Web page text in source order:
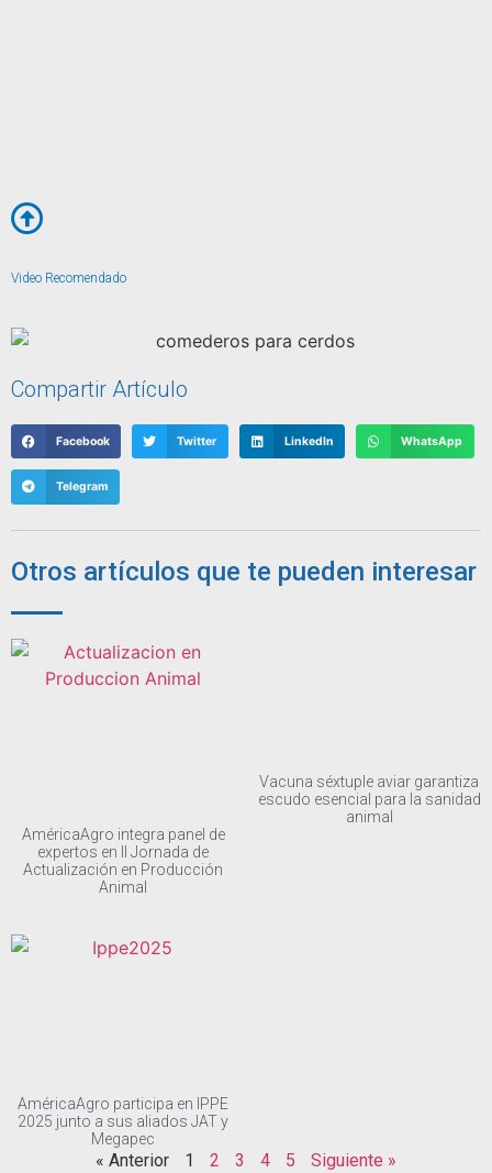
Video Recomendado
Compartir Artículo
Facebook Twitter LinkedIn WhatsApp
Telegram
Otros artículos que te pueden interesar
AméricaAgro integra panel de
expertos en II Jornada de
Actualización en Producción
Animal
Vacuna séxtuple aviar garantiza
escudo esencial para la sanidad
animal
AméricaAgro participa en IPPE
2025 junto a sus aliados JAT y
Megapec
« Anterior 1 2 3 4 5 Siguiente »